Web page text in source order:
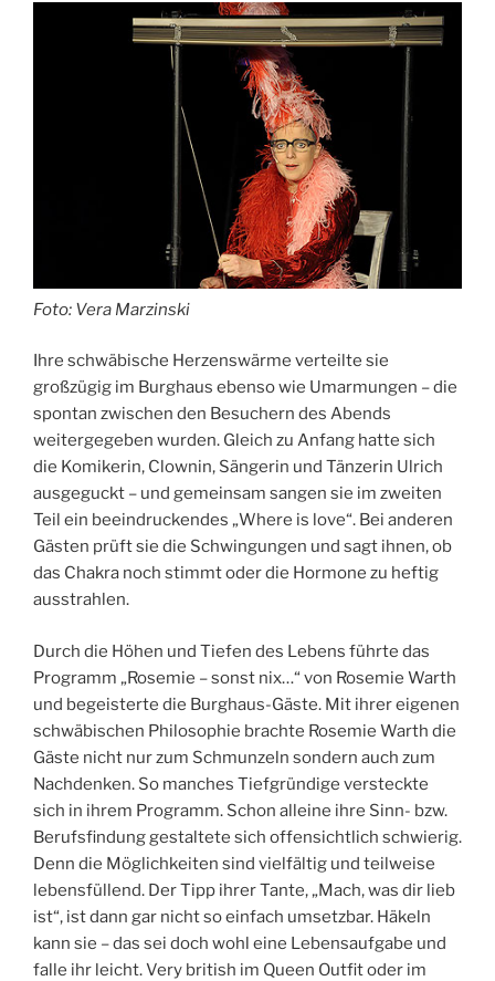
Foto: Vera Marzinski
Ihre schwäbische Herzenswärme verteilte sie
großzügig im Burghaus ebenso wie Umarmungen – die
spontan zwischen den Besuchern des Abends
weitergegeben wurden. Gleich zu Anfang hatte sich
die Komikerin, Clownin, Sängerin und Tänzerin Ulrich
ausgeguckt – und gemeinsam sangen sie im zweiten
Teil ein beeindruckendes „Where is love“. Bei anderen
Gästen prüft sie die Schwingungen und sagt ihnen, ob
das Chakra noch stimmt oder die Hormone zu heftig
ausstrahlen.
Durch die Höhen und Tiefen des Lebens führte das
Programm „Rosemie – sonst nix…“ von Rosemie Warth
und begeisterte die Burghaus-Gäste. Mit ihrer eigenen
schwäbischen Philosophie brachte Rosemie Warth die
Gäste nicht nur zum Schmunzeln sondern auch zum
Nachdenken. So manches Tiefgründige versteckte
sich in ihrem Programm. Schon alleine ihre Sinn- bzw.
Berufsfindung gestaltete sich offensichtlich schwierig.
Denn die Möglichkeiten sind vielfältig und teilweise
lebensfüllend. Der Tipp ihrer Tante, „Mach, was dir lieb
ist“, ist dann gar nicht so einfach umsetzbar. Häkeln
kann sie – das sei doch wohl eine Lebensaufgabe und
falle ihr leicht. Very british im Queen Outfit oder im